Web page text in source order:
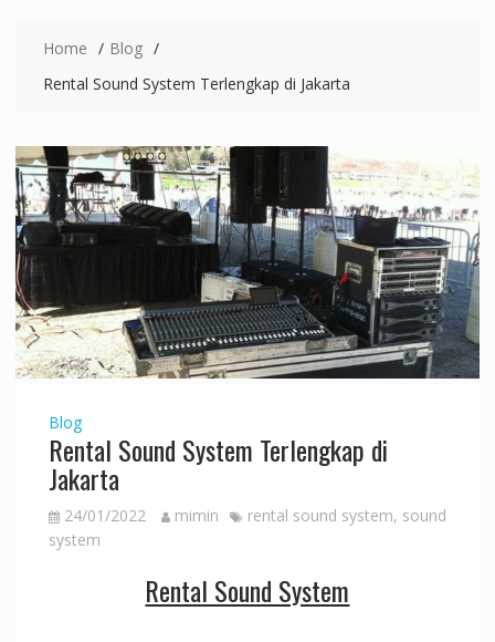
Home
Blog
Rental Sound System Terlengkap di Jakarta
Blog
Rental Sound System Terlengkap di
Jakarta
24/01/2022 mimin rental sound system, sound
system
Rental Sound System